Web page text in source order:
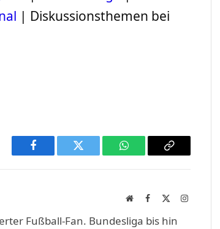
| Diskussionsthemen bei
Facebook Twitter WhatsAppCopy
WebsiteFacebook
Fußball-Fan. Bundesliga bis hin